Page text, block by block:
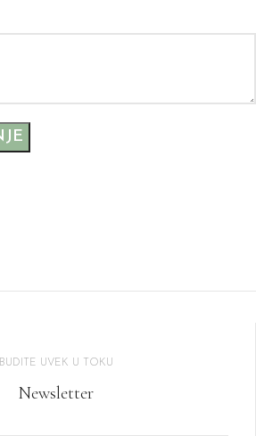
BUDITE UVEK U TOKU
Newsletter